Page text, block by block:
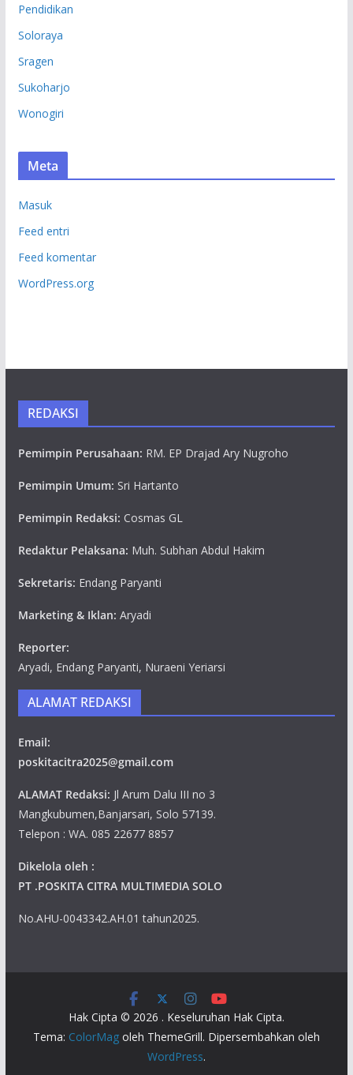
Pendidikan
Soloraya
Sragen
Sukoharjo
Wonogiri
Meta
Masuk
Feed entri
Feed komentar
WordPress.org
REDAKSI
Pemimpin Perusahaan: RM. EP Drajad Ary Nugroho
Pemimpin Umum: Sri Hartanto
Pemimpin Redaksi: Cosmas GL
Redaktur Pelaksana: Muh. Subhan Abdul Hakim
Sekretaris: Endang Paryanti
Marketing & Iklan: Aryadi
Reporter:
Aryadi, Endang Paryanti, Nuraeni Yeriarsi
ALAMAT REDAKSI
Email:
poskitacitra2025@gmail.com
ALAMAT Redaksi: Jl Arum Dalu III no 3
Mangkubumen,Banjarsari, Solo 57139.
Telepon : WA. 085 22677 8857
Dikelola oleh :
PT .POSKITA CITRA MULTIMEDIA SOLO
No.AHU-0043342.AH.01 tahun2025.
Hak Cipta © 2026 . Keseluruhan Hak Cipta.
Tema: ColorMagoleh ThemeGrill. Dipersembahkan oleh
WordPress.